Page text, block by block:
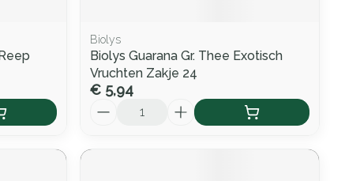
Biolys
Biolys Guarana Gr. Thee Exotisch
Vruchten Zakje 24
€ 5,94